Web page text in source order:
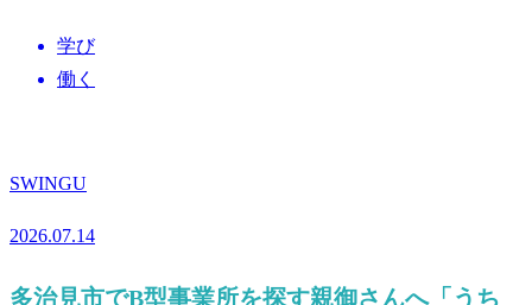
学び
働く
SWINGU
2026.07.14
多治見市でB型事業所を探す親御さんへ「うち